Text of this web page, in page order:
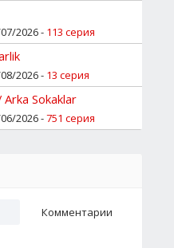
2026 - 113 серия
2026 - 13 серия
Sokaklar
2026 -751 серия
Комментарии